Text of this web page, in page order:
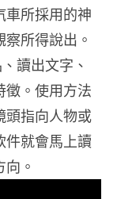
車所採用的神
所得說出。
讀出文字、
徵。使用方法
頭指向人物或
件就會馬上讀
。